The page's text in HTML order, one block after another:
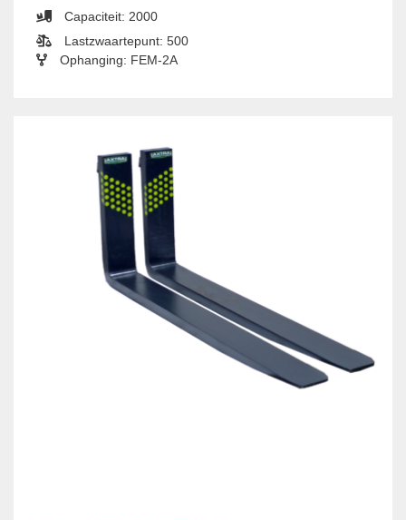
Capaciteit: 2000
Lastzwaartepunt: 500
Ophanging: FEM-2A